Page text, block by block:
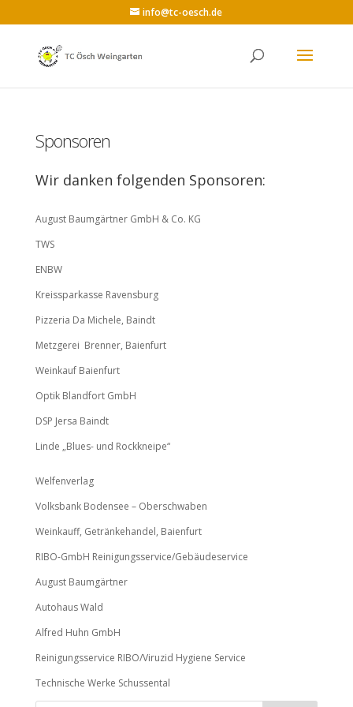
info@tc-oesch.de
Sponsoren
Wir danken folgenden Sponsoren:
August Baumgärtner GmbH & Co. KG
TWS
ENBW
Kreissparkasse Ravensburg
Pizzeria Da Michele, Baindt
Metzgerei Brenner, Baienfurt
Weinkauf Baienfurt
Optik Blandfort GmbH
DSP Jersa Baindt
Linde „Blues- und Rockkneipe“
Welfenverlag
Volksbank Bodensee – Oberschwaben
Weinkauff, Getränkehandel, Baienfurt
RIBO-GmbH Reinigungsservice/Gebäudeservice
August Baumgärtner
Autohaus Wald
Alfred Huhn GmbH
Reinigungsservice RIBO/Viruzid Hygiene Service
Technische Werke Schussental